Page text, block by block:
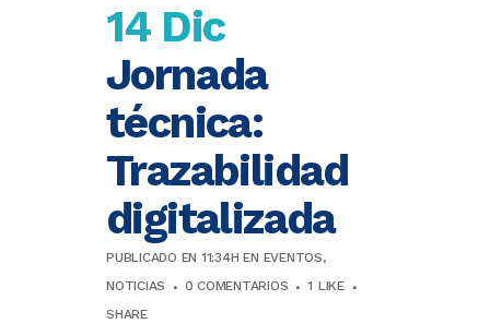
14 Dic
Jornada
técnica:
Trazabilidad
digitalizada
PUBLICADO EN 11:34H EN EVENTOS,
NOTICIAS
0 COMENTARIOS 1 LIKE
SHARE